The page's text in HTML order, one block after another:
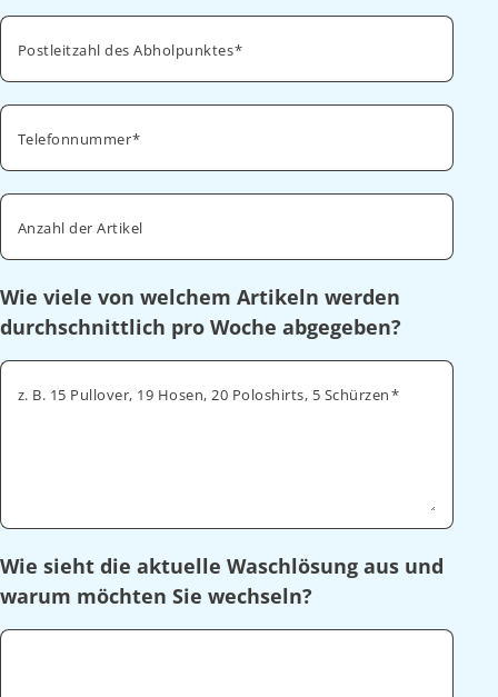
Postleitzahl des Abholpunktes
Telefonnummer
Anzahl der Artikel
Wie viele von welchem Artikeln werden
durchschnittlich pro Woche abgegeben?
z. B. 15 Pullover, 19 Hosen, 20 Poloshirts, 5 Schürzen
Wie sieht die aktuelle Waschlösung aus und
warum möchten Sie wechseln?